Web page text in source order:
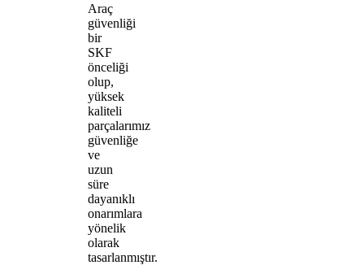
Araç
güvenliği
bir
SKF
önceliği
olup,
yüksek
kaliteli
parçalarımız
güvenliğe
ve
uzun
süre
dayanıklı
onarımlara
yönelik
olarak
tasarlanmıştır.